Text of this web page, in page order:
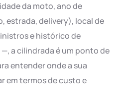
da moto, ano de
estrada, delivery), local de
e histórico de
a cilindrada é um ponto de
entender onde a sua
em termos de custo e